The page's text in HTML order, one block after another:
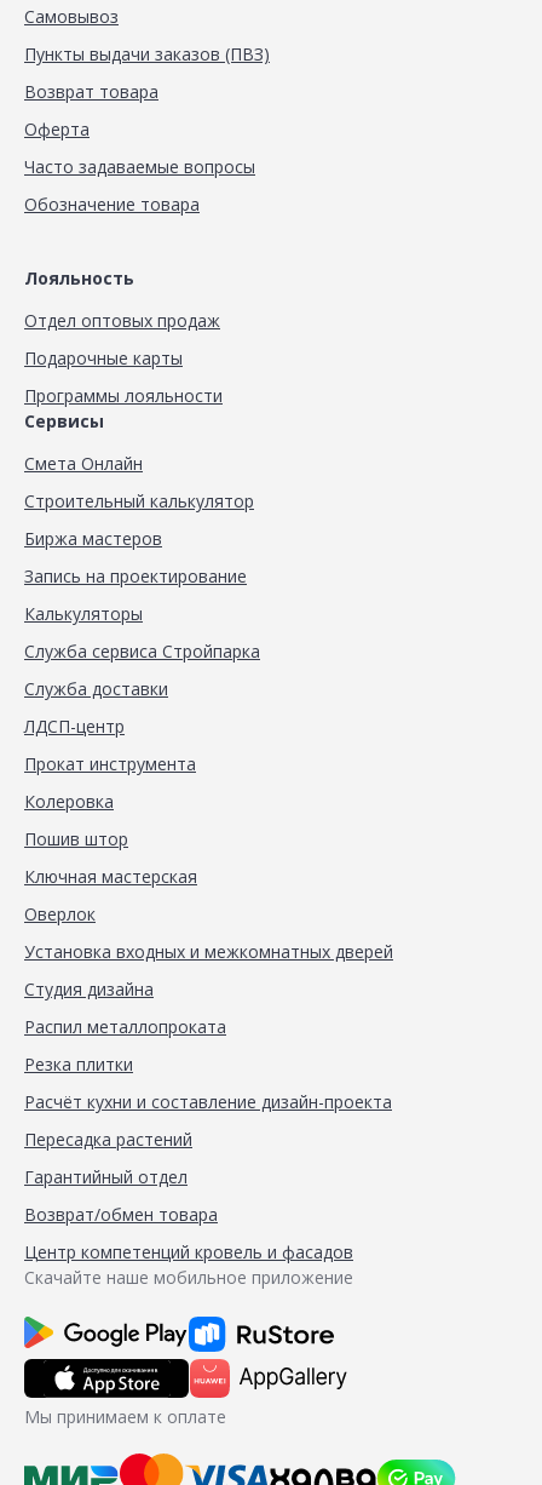
Самовывоз
Пункты выдачи заказов (ПВЗ)
Возврат товара
Оферта
Часто задаваемые вопросы
Обозначение товара
Лояльность
Отдел оптовых продаж
Подарочные карты
Программы лояльности
Сервисы
Смета Онлайн
Строительный калькулятор
Биржа мастеров
Запись на проектирование
Калькуляторы
Служба сервиса Стройпарка
Служба доставки
ЛДСП-центр
Прокат инструмента
Колеровка
Пошив штор
Ключная мастерская
Оверлок
Установка входных и межкомнатных дверей
Студия дизайна
Распил металлопроката
Резка плитки
Расчёт кухни и составление дизайн-проекта
Пересадка растений
Гарантийный отдел
Возврат/обмен товара
Центр компетенций кровель и фасадов
Скачайте наше мобильное приложение
Мы принимаем к оплате